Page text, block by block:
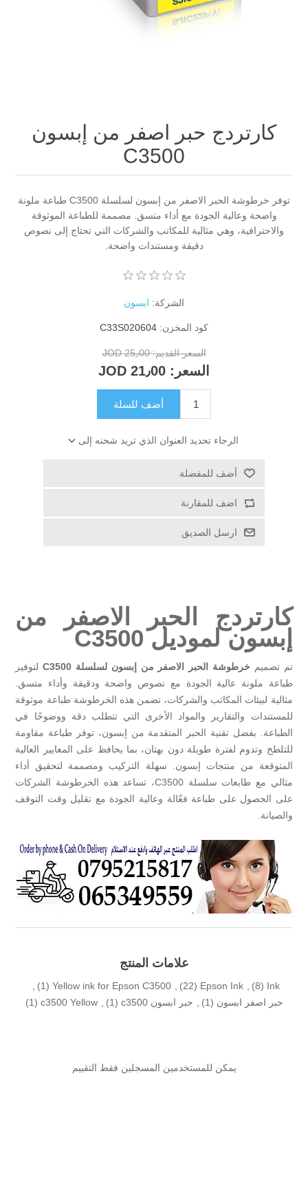
كارتردج حبر اصفر من إبسون
C3500
توفر خرطوشة الحبر الاصفر من إبسون لسلسلة C3500 طباعة ملونة
واضحة وعالية الجودة مع أداء متسق. مصممة للطباعة الموثوقة
والاحترافية، وهي مثالية للمكاتب والشركات التي تحتاج إلى نصوص
دقيقة ومستندات واضحة.
الشركة: ابسون
كود المخزن: C33S020604
السعر القديم: 25٫00 JOD
السعر: 21٫00 JOD
أضف للسلة
الرجاء تحديد العنوان الذي تريد شحنه إلى
أضف للمفضلة
اضف للمقارنة
ارسل الصديق
كارتردج الحبر الاصفر من
إبسون لموديل C3500
تم تصميم خرطوشة الحبر الاصفر من إبسون لسلسلة C3500
لتوفير
طباعة ملونة عالية الجودة مع نصوص واضحة ودقيقة وأداء متسق.
مثالية لبيئات المكاتب والشركات، تضمن هذه الخرطوشة طباعة موثوقة
للمستندات والتقارير والمواد الأخرى التي تتطلب دقة ووضوحًا في
الطباعة. بفضل تقنية الحبر المتقدمة من إبسون، توفر طباعة مقاومة
للتلطخ وتدوم لفترة طويلة دون بهتان، بما يحافظ على المعايير العالية
المتوقعة من منتجات إبسون. سهلة التركيب ومصممة لتحقيق أداء
مثالي مع طابعات سلسلة C3500، تساعد هذه الخرطوشة الشركات
على الحصول على طباعة فعّالة وعالية الجودة مع تقليل وقت التوقف
والصيانة.
علامات المنتج
Ink
(8)
,
Epson Ink
(22)
,
Yellow ink for Epson C3500
(1)
,
حبر اصفر ابسون (1)
, حبر ابسون c3500 (1)
,
c3500 Yellow
(1)
يمكن للمستخدمين المسجلين فقط التقييم